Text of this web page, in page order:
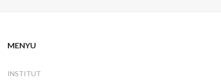
MENYU
INSTITUT